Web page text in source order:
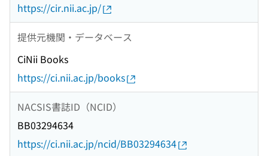
https://cir.nii.ac.jp/
提供元機関・データベース
CiNii Books
https://ci.nii.ac.jp/books
NACSIS書誌ID（NCID）
BB03294634
https://ci.nii.ac.jp/ncid/BB03294634